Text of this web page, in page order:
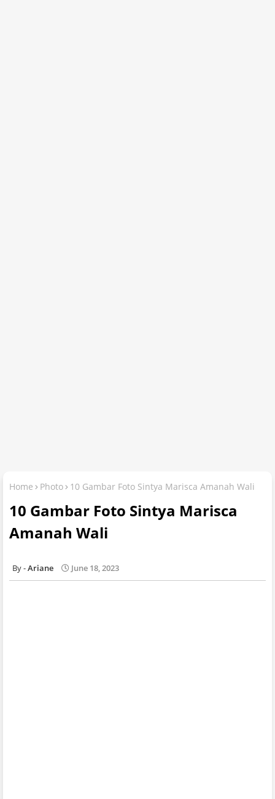
Home Photo 10 Gambar Foto Sintya Marisca Amanah Wali
10 Gambar Foto Sintya Marisca
Amanah Wali
Ariane June 18, 2023